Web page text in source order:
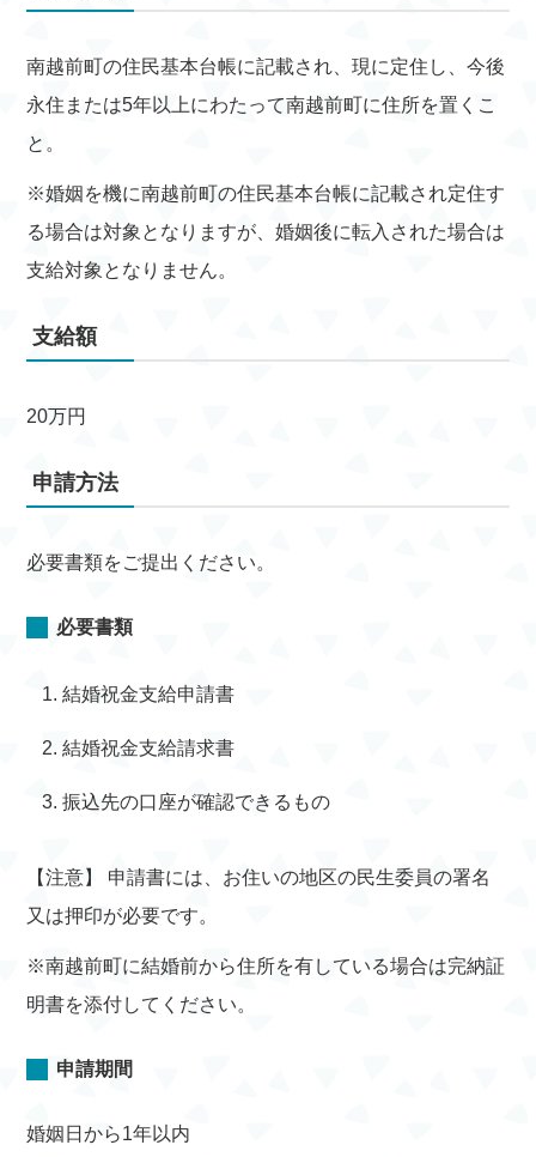
南越前町の住民基本台帳に記載され、現に定住し、今後
永住または5年以上にわたって南越前町に住所を置くこ
と。
※婚姻を機に南越前町の住民基本台帳に記載され定住す
る場合は対象となりますが、婚姻後に転入された場合は
支給対象となりません。
支給額
20万円
申請方法
必要書類をご提出ください。
必要書類
結婚祝金支給申請書
結婚祝金支給請求書
振込先の口座が確認できるもの
【注意】 申請書には、お住いの地区の民生委員の署名
又は押印が必要です。
※南越前町に結婚前から住所を有している場合は完納証
明書を添付してください。
申請期間
婚姻日から1年以内